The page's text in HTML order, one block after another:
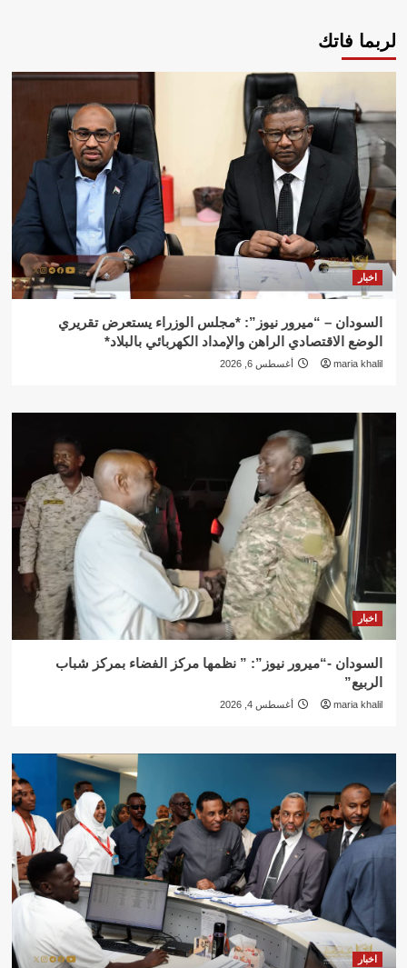
لربما فاتك
اخبار
السودان – “ميرور نيوز”: *مجلس الوزراء يستعرض تقريري
الوضع الاقتصادي الراهن والإمداد الكهربائي بالبلاد*
maria khalil أغسطس 6, 2026
اخبار
السودان -“ميرور نيوز”: ” نظمها مركز الفضاء بمركز شباب
الربيع”
maria khalil أغسطس 4, 2026
اخبار